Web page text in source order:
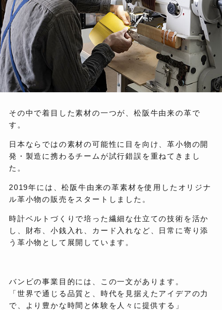
その中で着目した素材の一つが、松阪牛由来の革で
す。
日本ならではの素材の可能性に目を向け、革小物の開
発・製造に携わるチームが試行錯誤を重ねてきまし
た。
2019年には、松阪牛由来の革素材を使用したオリジナ
ル革小物の販売をスタートしました。
時計ベルトづくりで培った繊細な仕立ての技術を活か
し、財布、小銭入れ、カード入れなど、日常に寄り添
う革小物として展開しています。
バンビの事業目的には、この一文があります。
「世界で通じる品質と、時代を見据えたアイデアの力
で、より豊かな時間と体験を人々に提供する」